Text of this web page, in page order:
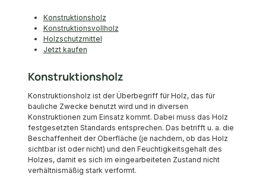
Konstruktionsholz
Konstruktionsvollholz
Holzschutzmittel
Jetzt kaufen
Konstruktionsholz
Konstruktionsholz ist der Überbegriff für Holz, das für
bauliche Zwecke benutzt wird und in diversen
Konstruktionen zum Einsatz kommt. Dabei muss das Holz
festgesetzten Standards entsprechen. Das betrifft u. a. die
Beschaffenheit der Oberfläche (je nachdem, ob das Holz
sichtbar ist oder nicht) und den Feuchtigkeitsgehalt des
Holzes, damit es sich im eingearbeiteten Zustand nicht
verhältnismäßig stark verformt.